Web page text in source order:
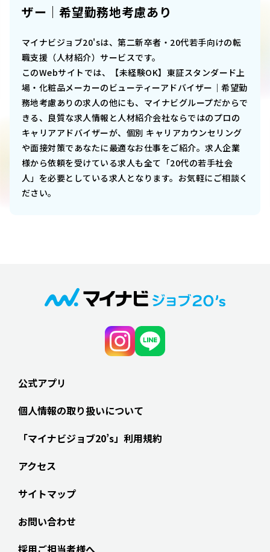
ザー｜希望勤務地考慮あり
マイナビジョブ20'sは、第二新卒者・20代若手向けの転
職支援（人材紹介）サービスです。
このWebサイトでは、
【未経験OK】東証スタンダード上
場・化粧品メーカーのビューティーアドバイザー｜希望勤
務地考慮あり の求人の他にも、マイナビグループだからで
きる、良質な求人情報と人材紹介会社ならではのプロの
キャリアアドバイザーが、個別 キャリアカウンセリング
や面接対策であなたに最適なお仕事をご紹介。求人企業
様から依頼を受けている求人も全て「20代の若手社会
人」を必要としている求人となります。お気軽にご相談く
ださい。
公式アプリ
個人情報の取り扱いについて
「マイナビジョブ20’s」利用規約
アクセス
サイトマップ
お問い合わせ
採用ご担当者様へ